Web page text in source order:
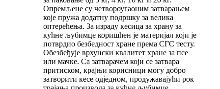
Опремљене су четвороугаоним затварањем
које пружа додатну подршку за велика
оптерећења. За израду кесица за храну за
кућне љубимце коришћен је материјал који је
потврдио безбедност хране према СГС тесту.
Обезбеђује врхунски квалитет хране за псе
или мачке. Са затварачем који се затвара
притиском, крајњи корисници могу добро
затворити кесе одједном, продужавајући рок